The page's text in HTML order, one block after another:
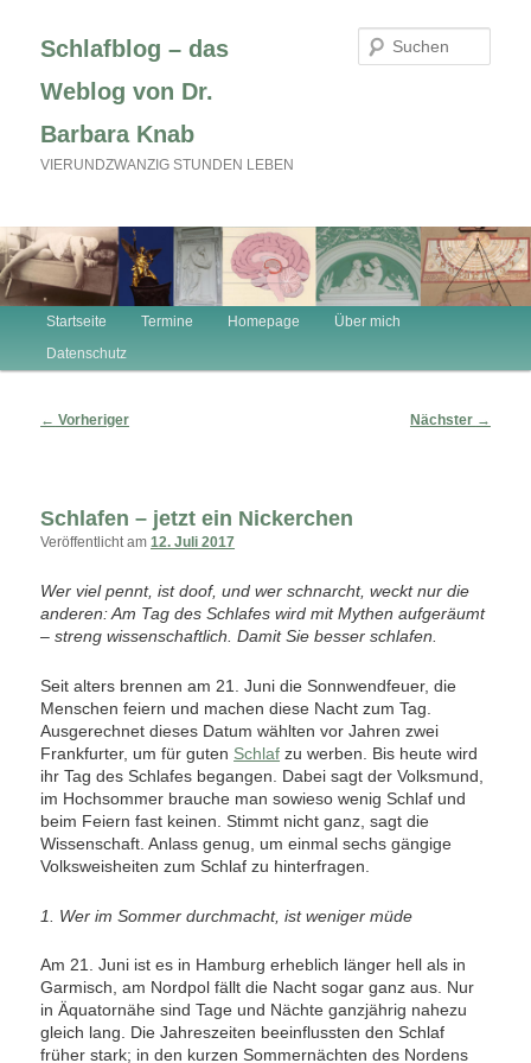
InhaltSchlafblog – das
Weblog von Dr.
Barbara Knab
VIERUNDZWANZIG STUNDEN LEBEN
Hauptmenü
Startseite Termine Homepage
Über mich
Datenschutz
Beitragsnavigation
← Vorheriger Nächster →
Schlafen – jetzt ein Nickerchen
Veröffentlicht am12. Juli 2017
Wer viel pennt, ist doof, und wer schnarcht, weckt nur die
anderen: Am Tag des Schlafes wird mit Mythen aufgeräumt
– streng wissenschaftlich. Damit Sie besser schlafen.
Seit alters brennen am 21. Juni die Sonnwendfeuer, die
Menschen feiern und machen diese Nacht zum Tag.
Ausgerechnet dieses Datum wählten vor Jahren zwei
Frankfurter, um für guten Schlaf zu werben. Bis heute wird
ihr Tag des Schlafes begangen. Dabei sagt der Volksmund,
im Hochsommer brauche man sowieso wenig Schlaf und
beim Feiern fast keinen. Stimmt nicht ganz, sagt die
Wissenschaft. Anlass genug, um einmal sechs gängige
Volksweisheiten zum Schlaf zu hinterfragen.
1. Wer im Sommer durchmacht, ist weniger müde
Am 21. Juni ist es in Hamburg erheblich länger hell als in
Garmisch, am Nordpol fällt die Nacht sogar ganz aus. Nur
in Äquatornähe sind Tage und Nächte ganzjährig nahezu
gleich lang. Die Jahreszeiten beeinflussten den Schlaf
früher stark; in den kurzen Sommernächten des Nordens